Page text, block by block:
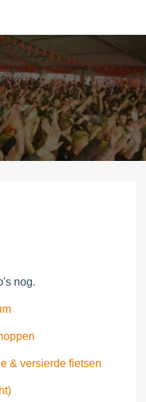
nog.
& versierde fietsen